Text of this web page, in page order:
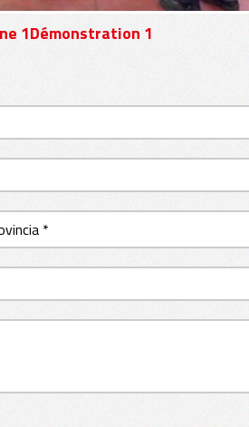
1Démonstration 1